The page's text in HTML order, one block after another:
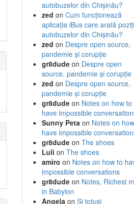
autobuzelor din Chișinău?
zed on Cum funcționează
aplicația iBus care arată
autobuzelor din Chișinău?
zed on Despre open source,
pandemie și corupție
gr8dudeon Despre open
source, pandemie și corupție
zed on Despre open source,
pandemie și corupție
gr8dudeon Notes on how to
have impossible
Sunny Petaon Notes on
have impossible
gr8dudeon The shoes
Luli on The shoes
amiro on Notes on how to
impossible conversations
gr8dudeon Notes, Richest
in Babylon
Angelaon Și totuși